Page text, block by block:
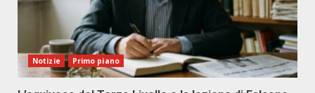
Notizie Primo piano